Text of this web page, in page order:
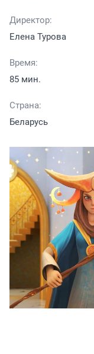
Директор:
Елена Турова
Время:
85 мин.
Страна:
Беларусь